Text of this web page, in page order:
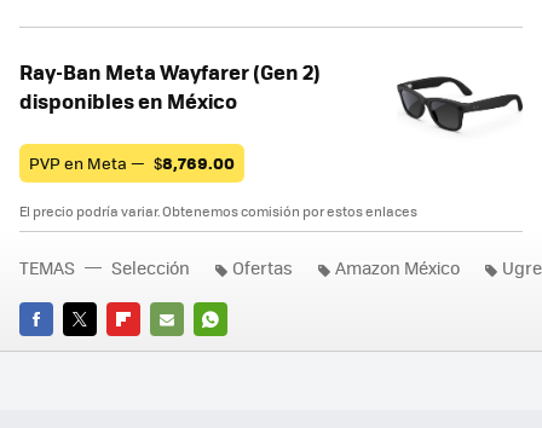
Ray-Ban Meta Wayfarer (Gen 2)
disponibles en México
PVP en Meta — $8,769.00
El precio podría variar. Obtenemos comisión por estos enlaces
FACEBOOK
TWITTERFLIPBOARD
E-
WHATSAPP
TEMAS Selección Ofertas Amazon México